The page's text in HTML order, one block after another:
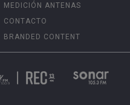
MEDICIÓN ANTENAS
CONTACTO
BRANDED CONTENT